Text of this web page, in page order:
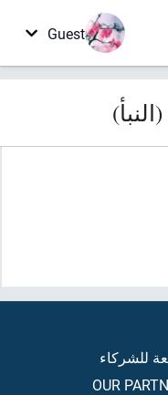
Guest
للشركاء
OUR